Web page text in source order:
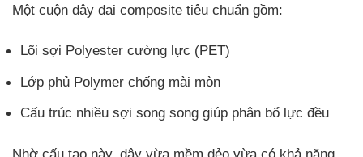
Một cuộn dây đai composite tiêu chuẩn gồm:
Lõi sợi Polyester cường lực (PET)
Lớp phủ Polymer chống mài mòn
Cấu trúc nhiều sợi song song giúp phân bổ lực đều
Nhờ cấu tạo này, dây vừa mềm dẻo vừa có khả năng